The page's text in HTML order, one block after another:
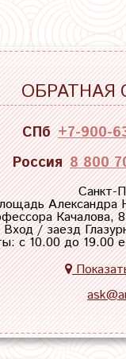
ОБРАТНАЯ
СПб +7-900-
Россия 8 800
Санкт-
Александра
Качалова,
Вход / заезд
с 10.00 до 19.00